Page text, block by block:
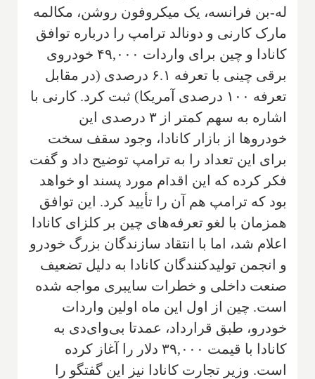
له-بن فرانسه، یک میکروفون روشن، مکالمه
مارک کارنی و دونالد ترامپ را درباره توافق
کانادا و چین برای واردات ۴۹,۰۰۰ خودروی
برقی چینی با تعرفه ۶.۱ درصدی (در مقابل
تعرفه ۱۰۰ درصدی آمریکا) ثبت کرد. کارنی با
اشاره به سهم کمتر از ۳ درصدی این
خودروها از بازار کانادا، وجود سقف سخت
برای این تعداد را به ترامپ توضیح داد و گفت
فکر کرده که این اقدام مورد پسند او خواهد
بود که ترامپ هم آن را تأیید کرد. این توافق
همزمان با لغو تعرفه‌های چین بر کلزای کانادا
اعلام شد، اما با انتقاد سازندگان بزرگ خودرو
و انجمن تولیدکنندگان کانادا به دلیل تضعیف
صنعت داخلی و خطرات سایبری مواجه شده
است. چین از اول این ماه اولین واردات
خودرو، طبق قرارداد، عمدتا بی‌وای‌دی به
کانادا با قیمت ۳۹,۰۰۰ دلار را آغاز کرده
است. وزیر تجارت کانادا نیز این گفتگو را